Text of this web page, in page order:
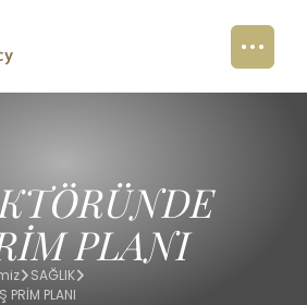
PLANI
SAĞLIK
PRİM PLANI